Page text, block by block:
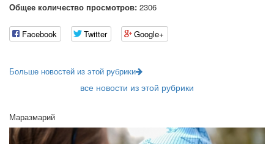
Общее количество просмотров: 2306
Facebook Twitter Google+
Больше новостей из этой рубрики
все новости из этой рубрики
Маразмарий